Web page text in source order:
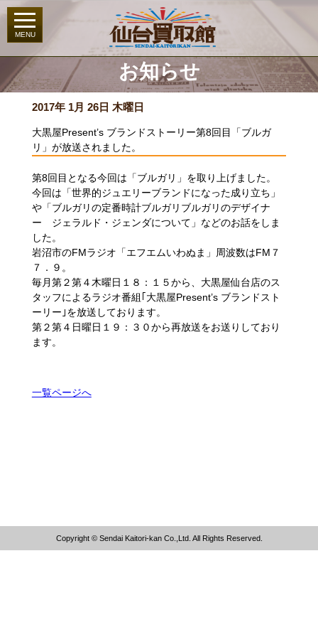
お知らせ
2017年 1月 26日 木曜日
大黒屋Present’s ブランドストーリー第8回目「ブルガ
リ」が放送されました。
第8回目となる今回は「ブルガリ」を取り上げました。
今回は「世界的ジュエリーブランドになった成り立ち」
や「ブルガリの定番時計ブルガリブルガリのデザイナ
ー ジェラルド・ジェンダについて」などのお話をしま
した。
岩沼市のFMラジオ「エフエムいわぬま」周波数はFM７
７．９。
毎月第２第４木曜日１８：１５から、大黒屋仙台店のス
タッフによるラジオ番組｢大黒屋Present’s ブランドスト
ーリー｣を放送しております。
第２第４日曜日１９：３０から再放送をお送りしており
ます。
一覧ページへ
Copyright © Sendai Kaitori-kan Co.,Ltd. All Rights Reserved.